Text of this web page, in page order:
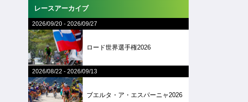
レースアーカイブ
2026/09/20- 2026/09/27
ロード世界選手権2026
2026/08/22 - 2026/09/13
ブエルタ・ア・エスパーニャ2026